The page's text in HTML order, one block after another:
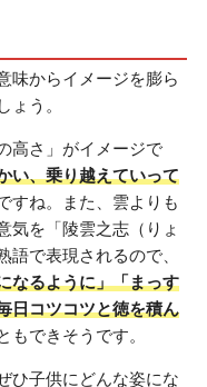
味からイメージを膨ら
ょう。
高さ」がイメージで
い、乗り越えていって
すね。また、雲よりも
気を「陵雲之志（りょ
語で表現されるので、
なるように」「まっす
日コツコツと徳を積ん
もできそうです。
ひ子供にどんな姿にな